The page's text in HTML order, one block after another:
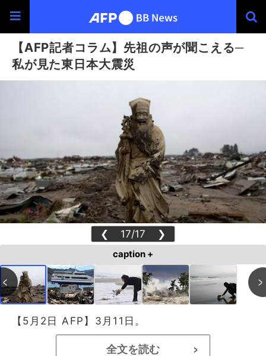
【AFP記者コラム】先祖の声が聞こえる─
私が見た東日本大震災
❮ 17/17 ❯
caption +
【5月2日 AFP】3月11日。
全文を読む >